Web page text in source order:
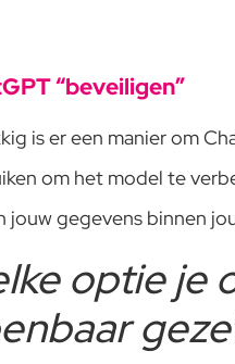
“beveiligen”
is er een manier om
om het model te
jouw gegevens binnen
optie je